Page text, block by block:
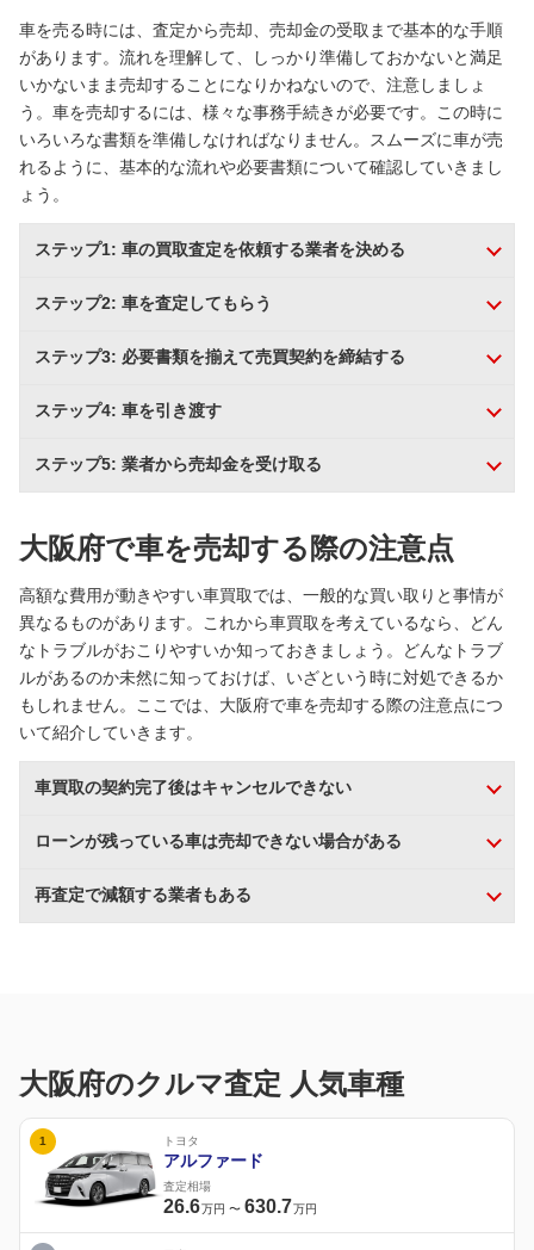
車を売る時には、査定から売却、売却金の受取まで基本的な手順
があります。流れを理解して、しっかり準備しておかないと満足
いかないまま売却することになりかねないので、注意しましょ
う。車を売却するには、様々な事務手続きが必要です。この時に
いろいろな書類を準備しなければなりません。スムーズに車が売
れるように、基本的な流れや必要書類について確認していきまし
ょう。
ステップ1: 車の買取査定を依頼する業者を決める
ステップ2: 車を査定してもらう
ステップ3: 必要書類を揃えて売買契約を締結する
ステップ4: 車を引き渡す
ステップ5: 業者から売却金を受け取る
大阪府で車を売却する際の注意点
高額な費用が動きやすい車買取では、一般的な買い取りと事情が
異なるものがあります。これから車買取を考えているなら、どん
なトラブルがおこりやすいか知っておきましょう。どんなトラブ
ルがあるのか未然に知っておけば、いざという時に対処できるか
もしれません。ここでは、大阪府で車を売却する際の注意点につ
いて紹介していきます。
車買取の契約完了後はキャンセルできない
ローンが残っている車は売却できない場合がある
再査定で減額する業者もある
大阪府のクルマ査定 人気車種
1 トヨタ
アルファード
査定相場
26.6万円 〜 630.7万円